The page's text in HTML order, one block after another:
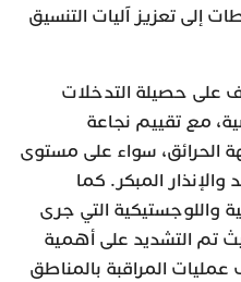
إلى تعزيز آليات التنسيق
على حصيلة التدخلات
مع تقييم نجاعة
الحرائق، سواء على مستوى
والإنذار المبكر. كما
واللوجستيكية التي جرى
برسم صيف 2026، حيث تم التشديد على أهمية
المراقبة بالمناطق